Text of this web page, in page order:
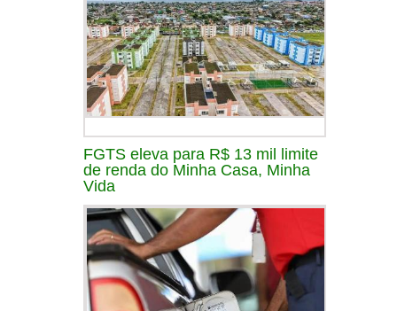
FGTS eleva para R$ 13 mil limite
de renda do Minha Casa, Minha
Vida